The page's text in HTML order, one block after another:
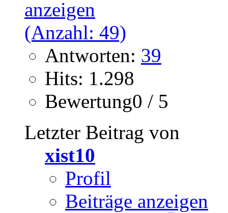
Antworten: 39
Hits: 1.298
Bewertung0 / 5
Letzter Beitrag von
xist10
Profil
Beiträge anzeigen